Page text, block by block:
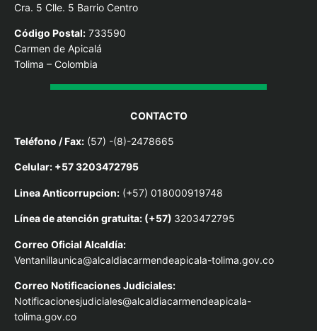
Cra. 5 Clle. 5 Barrio Centro
Código Postal: 733590
Carmen de Apicalá
Tolima – Colombia
CONTACTO
Teléfono / Fax: (57) -(8)-2478665
Celular: +57 3203472795
Linea Anticorrupcion: (+57) 018000919748
Línea de atención gratuita: (+57) 3203472795
Correo Oficial Alcaldía:
Ventanillaunica@alcaldiacarmendeapicala-tolima.gov.co
Correo Notificaciones Judiciales:
Notificacionesjudiciales@alcaldiacarmendeapicala-
tolima.gov.co